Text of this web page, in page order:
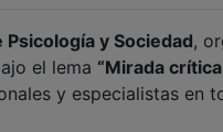
Psicología y Sociedad,
el lema “Mirada
y especialistas en